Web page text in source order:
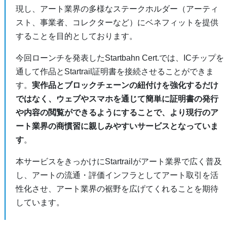
現し、アート業界の多様なステークホルダー（アーティ
スト、事業者、コレクターなど）にベネフィットを提供
することを目的としております。
今回ローンチを発表したStartbahn Cert.では、ICチップを
通して作品とStartrail証明書を接続させることができま
す。実作品とブロックチェーンの紐付けを強化するだけ
ではなく、ウェブやスマホを通じて簡単に証明書の発行
や内容の閲覧ができるようにすることで、より現行のア
ート業界の商慣習に親しみやすいサービスとなっていま
す。
本サービスをきっかけにStartrailがアート業界で広く普及
し、アートの流通・評価インフラとしてアート取引を活
性化させ、アート業界の裾野を広げてくれることを期待
しています。